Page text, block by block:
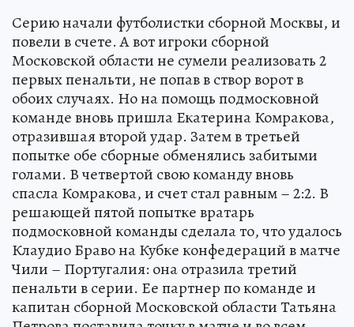
Серию начали футболистки сборной Москвы, и
повели в счете. А вот игроки сборной
Московской области не сумели реализовать 2
первых пенальти, не попав в створ ворот в
обоих случаях. Но на помощь подмосковной
команде вновь пришла Екатерина Комракова,
отразившая второй удар. Затем в третьей
попытке обе сборные обменялись забитыми
голами. В четвертой свою команду вновь
спасла Комракова, и счет стал равным – 2:2. В
решающей пятой попытке вратарь
подмосковной команды сделала то, что удалось
Клаудио Браво на Кубке конфедераций в матче
Чили – Португалия: она отразила третий
пенальти в серии. Ее партнер по команде и
капитан сборной Московской области Татьяна